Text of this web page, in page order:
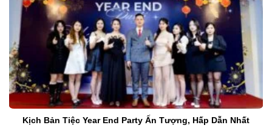
Kịch Bản Tiệc Year End Party Ấn Tượng, Hấp Dẫn Nhất